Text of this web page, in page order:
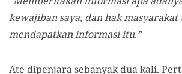
kewajiban saya, dan hak masyarakat
mendapatkan informasi itu.”
Ate dipenjara sebanyak dua kali.